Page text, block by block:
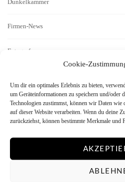
Cookie-
Um dir ein optimales Erlebnis zu bieten,
um Geräteinformationen zu speichern und/oder
Technologien zustimmst, können wir Daten wie
auf dieser Website verarbeiten. Wenn du deine
zurückziehst, können bestimmte Merkmale und
Dunkelkammer
Firmen-News
Fotografen
Interview
Kamera-Reviews